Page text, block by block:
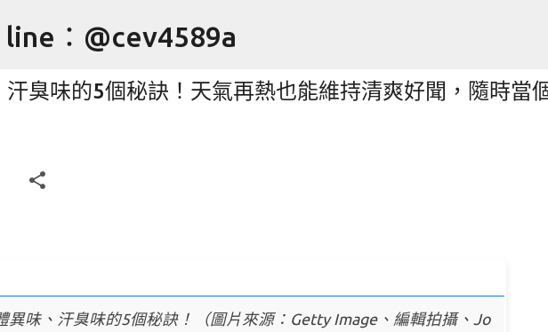
：@cev4589a
10 carbon 羽球拍 羽毛球拍
汗臭味的5個秘訣！天氣再熱也能維持清爽好聞，隨時當
異味、汗臭味的5個秘訣！（圖片來源：Getty Image、編輯拍攝、Jo